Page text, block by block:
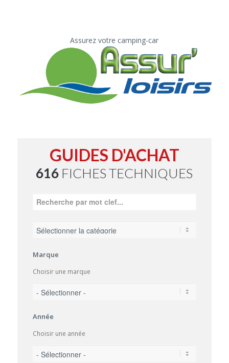
Assurez votre camping-car
GUIDES D'ACHAT
616 FICHES TECHNIQUES
Marque
Choisir une marque
Année
Choisir une année